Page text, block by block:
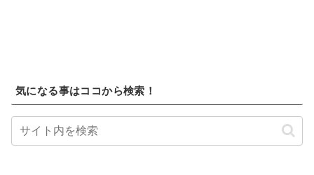
気になる事はココから検索！